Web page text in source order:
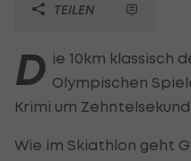
TEILEN
D ie 10km klassisch
Olympischen
Krimi um
Wie im Skiathlon geht